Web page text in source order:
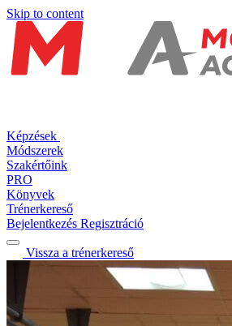
Skip to content
Képzések
Módszerek
Szakértőink
PRO
Könyvek
Trénerkereső
Bejelentkezés Regisztráció
Vissza a trénerkereső